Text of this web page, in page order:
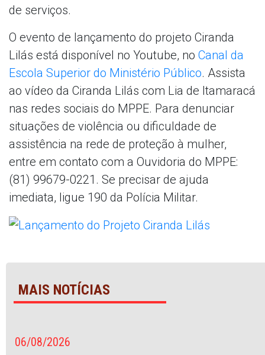
de serviços.
O evento de lançamento do projeto Ciranda
Lilás está disponível no Youtube, no Canal da
Escola Superior do Ministério Público. Assista
ao vídeo da Ciranda Lilás com Lia de Itamaracá
nas redes sociais do MPPE. Para denunciar
situações de violência ou dificuldade de
assistência na rede de proteção à mulher,
entre em contato com a Ouvidoria do MPPE:
(81) 99679-0221. Se precisar de ajuda
imediata, ligue 190 da Polícia Militar.
MAIS NOTÍCIAS
06/08/2026